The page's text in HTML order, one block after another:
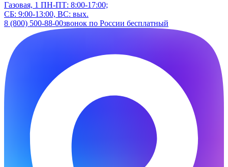
Газовая, 1 ПН-ПТ: 8:00-17:00;
СБ: 9:00-13:00, ВС: вых.
8 (800) 500-88-00звонок по России бесплатный